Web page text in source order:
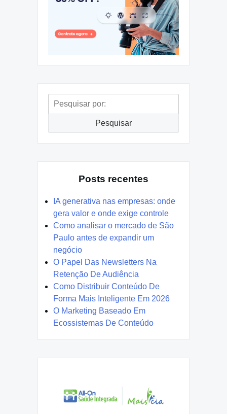
Pesquisar
Pesquisar
Posts recentes
IA generativa nas empresas: onde
gera valor e onde exige controle
Como analisar o mercado de São
Paulo antes de expandir um
negócio
O Papel Das Newsletters Na
Retenção De Audiência
Como Distribuir Conteúdo De
Forma Mais Inteligente Em 2026
O Marketing Baseado Em
Ecossistemas De Conteúdo